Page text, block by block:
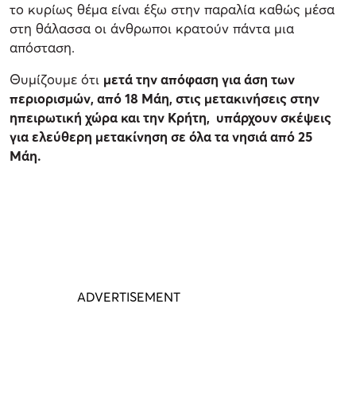
το κυρίως θέμα είναι έξω στην παραλία καθώς μέσα
στη θάλασσα οι άνθρωποι κρατούν πάντα μια
απόσταση.
Θυμίζουμε ότι μετά την απόφαση για άση των
περιορισμών, από 18 Μάη, στις μετακινήσεις στην
ηπειρωτική χώρα και την Κρήτη, υπάρχουν σκέψεις
για ελεύθερη μετακίνηση σε όλα τα νησιά από 25
Μάη.